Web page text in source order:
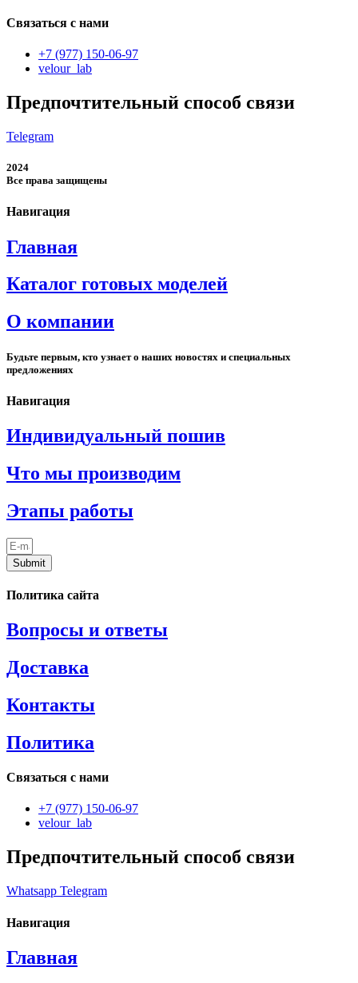
размеров
Связаться с нами
+7 (977) 150-06-97
velour_lab
Предпочтительный способ связи
Telegram
2024
Все права защищены
Навигация
Главная
Каталог готовых моделей
О компании
Будьте первым, кто узнает о наших новостях и специальных
предложениях
Навигация
Индивидуальный пошив
Что мы производим
Этапы работы
Submit
Политика сайта
Вопросы и ответы
Доставка
Контакты
Политика
Связаться с нами
+7 (977) 150-06-97
velour_lab
Предпочтительный способ связи
Whatsapp Telegram
Навигация
Главная